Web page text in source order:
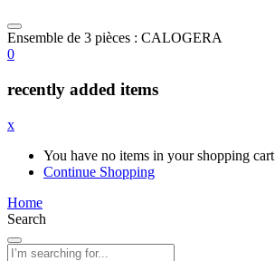
Ensemble de 3 pièces : CALOGERA
0
recently added items
x
You have no items in your shopping cart
Continue Shopping
Home
Search